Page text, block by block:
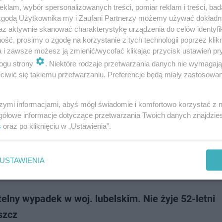
trasą S17 w kierunku Warszawy, dostrzec można kościół, który
Ale to nie jedyna atra…
dla regionu! Rozdysponowano już 40 proc. Na
cyfryzacji, edukacji i turystyki. 40 proc. unijnego dofinansowania
Europejskie dla Lubelskiego 2021-2027 zostało już zakontraktowane.
wypadek w woj. lubelskim. Nie żyje 52-letni
wybór spersonalizowanych treści, pomiar reklam i treści,
Użytkownika my i Zaufani Partnerzy możemy używać
aktywnie skanować charakterystykę urządzenia do celów
prosimy o zgodę na korzystanie z tych technologii poprzez
i zawsze możesz ją zmienić/wycofać klikając przycisk ustawień
strony
. Niektóre rodzaje przetwarzania danych nie
się takiemu przetwarzaniu. Preferencje będą miały
informacjami, abyś mógł świadomie i komfortowo korzystać z
informacje dotyczące przetwarzania Twoich danych
oraz po kliknięciu w „Ustawienia”.
USTAWIENIA